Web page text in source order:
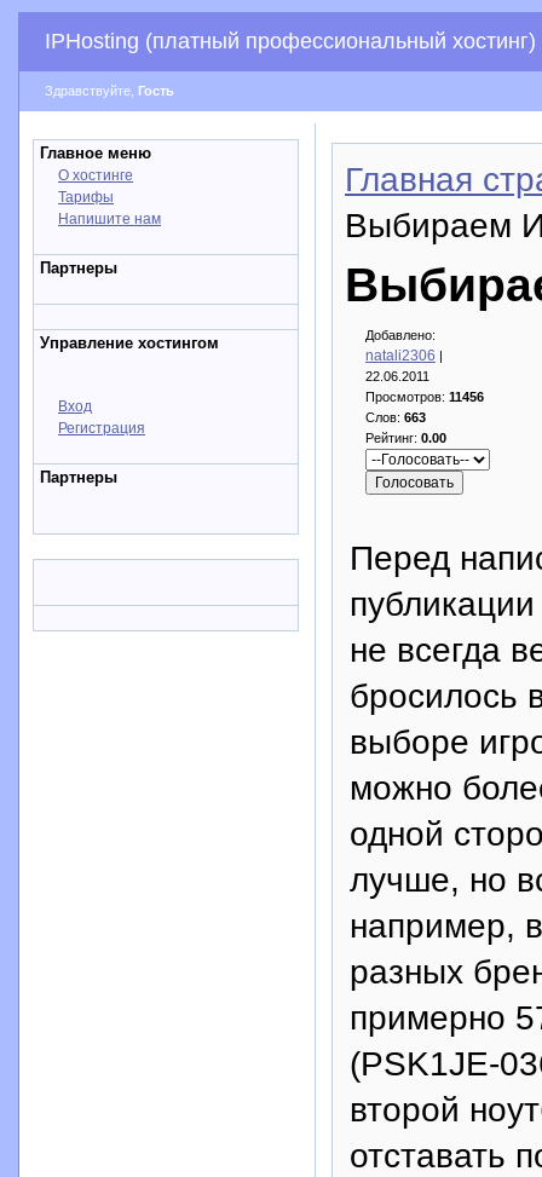
IPHosting (платный профессиональный хостинг)
Здравствуйте, Гость
Главное меню
О хостинге
Тарифы
Напишите нам
Партнеры
Управление хостингом
Вход
Регистрация
Партнеры
Главная
Выбираем
Добавлено:
natali2306 |
22.06.2011
Просмотров: 11456
Слов: 663
Рейтинг: 0.00
Перед
не всегда
бросилось
выборе
можно
одной
лучше, но
например,
разных
примерно
(PSK1JE-
второй
отставать